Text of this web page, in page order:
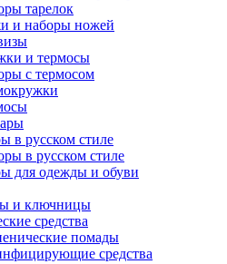
тарелок
и наборы ножей
и термосы
с термосом
в русском стиле
в русском стиле
для одежды и обуви
и ключницы
средства
помады
средства